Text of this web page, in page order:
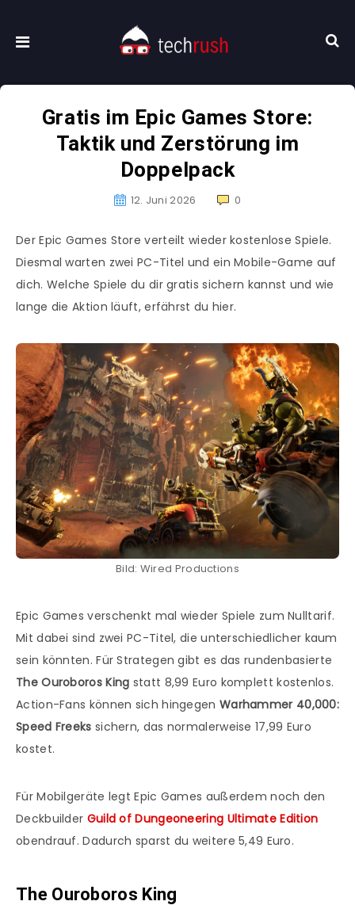
Gratis im Epic Games Store:
Taktik und Zerstörung im
Doppelpack
12. Juni 2026 0
Der Epic Games Store verteilt wieder kostenlose Spiele.
Diesmal warten zwei PC-Titel und ein Mobile-Game auf
dich. Welche Spiele du dir gratis sichern kannst und wie
lange die Aktion läuft, erfährst du hier.
Bild: Wired Productions
Epic Games verschenkt mal wieder Spiele zum Nulltarif.
Mit dabei sind zwei PC-Titel, die unterschiedlicher kaum
sein könnten. Für Strategen gibt es das rundenbasierte
The Ouroboros King statt 8,99 Euro komplett kostenlos.
Action-Fans können sich hingegen Warhammer 40,000:
Speed Freeks sichern, das normalerweise 17,99 Euro
kostet.
Für Mobilgeräte legt Epic Games außerdem noch den
Deckbuilder Guild of Dungeoneering Ultimate Edition
obendrauf. Dadurch sparst du weitere 5,49 Euro.
The Ouroboros King